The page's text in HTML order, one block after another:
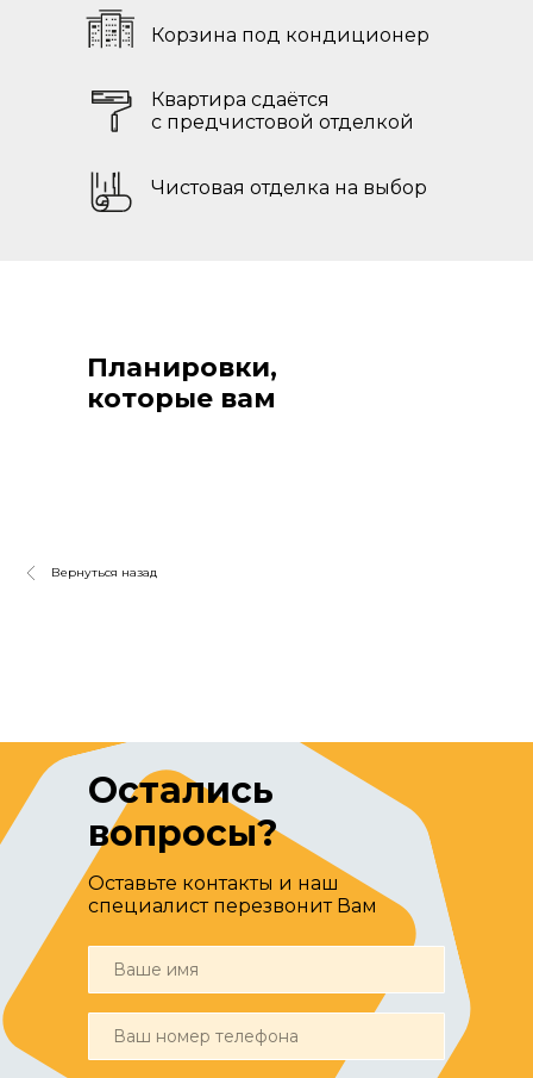
Корзина под кондиционер
Квартира сдаётся
с предчистовой отделкой
Чистовая отделка на выбор
Планировки,
которые вам
Вернуться назад
Остались
вопросы?
Оставьте контакты и наш
специалист перезвонит Вам